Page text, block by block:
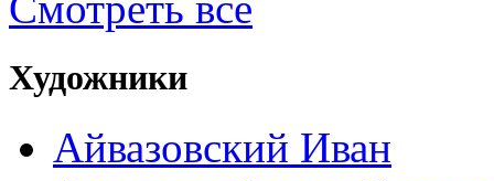
Художники
Айвазовский Иван